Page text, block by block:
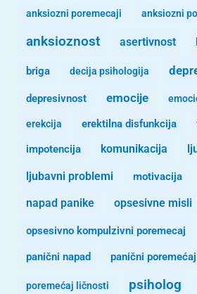
anksiozni poremecaji
anksiozni
anksioznost asertivnost
briga decija psihologija
depresivnost emocije
erekcija erektilna disfunkcija
impotencija komunikacija
ljubavni problemi motivacija
napad panike opsesivne misli
opsesivno kompulzivni poremecaj
panični napad panični poremećaj
poremećaj ličnosti psiholog